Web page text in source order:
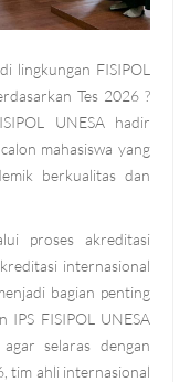
lingkungan FISIPOL
Tes 2026?
UNESA hadir
mahasiswa yang
berkualitas dan
proses akreditasi
internasional
bagian penting
IPS FISIPOL UNESA
selaras dengan
tim ahli internasional